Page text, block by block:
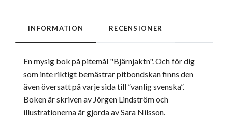
INFORMATION RECENSIONER
En mysig bok på pitemål "Bjärnjaktn". Och för dig
som inte riktigt bemästrar pitbondskan finns den
även översatt på varje sida till ”vanlig svenska”.
Boken är skriven av Jörgen Lindström och
illustrationerna är gjorda av Sara Nilsson.